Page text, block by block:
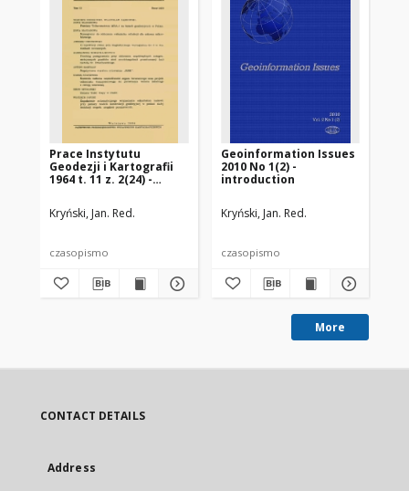
Prace Instytutu
Geodezji i Kartografii
1964 t. 11 z. 2(24) -
Kryński, Jan. Red.
czasopismo
Geoinformation Issues
2010 No 1(2) -
introduction
Kryński, Jan. Red.
czasopismo
More
CONTACT DETAILS
Address